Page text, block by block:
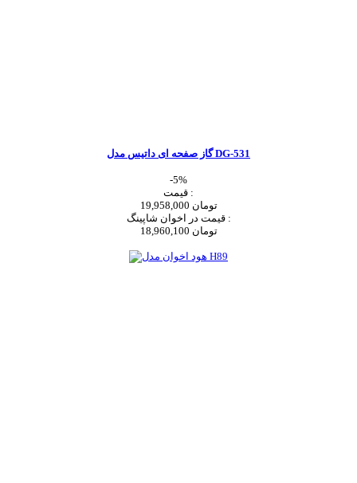
گاز صفحه ای داتیس مدل DG-531
-5%
قیمت :
19,958,000 تومان
قیمت در اخوان شاپینگ :
18,960,100 تومان